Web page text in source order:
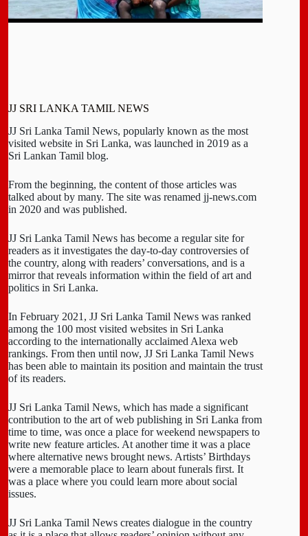
JJ SRI LANKA TAMIL NEWS
JJ Sri Lanka Tamil News, popularly known as the most
visited website in Sri Lanka, was launched in 2019 as a
Sri Lankan Tamil blog.
From the beginning, the content of those articles was
talked about by many. The site was renamed jj-news.com
in 2020 and was published.
JJ Sri Lanka Tamil News has become a regular site for
readers as it investigates the day-to-day controversies of
the country, along with readers’ conversations, and is a
mirror that reveals information within the field of art and
politics in Sri Lanka.
In February 2021, JJ Sri Lanka Tamil News was ranked
among the 100 most visited websites in Sri Lanka
according to the internationally acclaimed Alexa web
rankings. From then until now, JJ Sri Lanka Tamil News
has been able to maintain its position and maintain the trust
of its readers.
JJ Sri Lanka Tamil News, which has made a significant
contribution to the art of web publishing in Sri Lanka from
time to time, was once a place for weekend newspapers to
write new feature articles. At another time it was a place
where alternative news brought news. Artists’ Birthdays
were a memorable place to learn about funerals first. It
was a place where you could learn more about social
issues.
JJ Sri Lanka Tamil News creates dialogue in the country